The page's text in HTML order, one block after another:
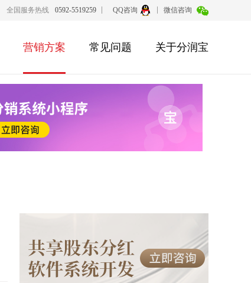
全国服务热线 0592-5519259 QQ咨询 微信咨询
营销方案 常见问题 关于分润宝